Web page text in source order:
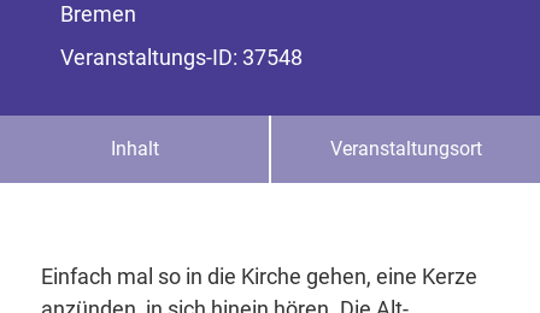
Bremen
Veranstaltungs-ID: 37548
Inhalt Veranstaltungsort
Einfach mal so in die Kirche gehen, eine Kerze